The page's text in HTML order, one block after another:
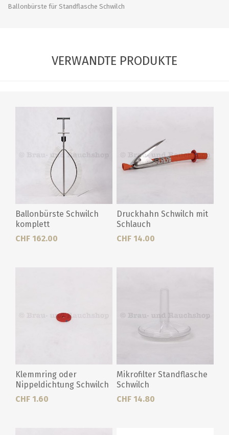
Ballonbürste für Standflasche Schwilch
VERWANDTE PRODUKTE
Ballonbürste Schwilch
komplett
CHF 162.00
Druckhahn Schwilch mit
Schlauch
CHF 14.00
Klemmring oder
Nippeldichtung Schwilch
CHF 1.60
Mikrofilter Standflasche
Schwilch
CHF 14.80